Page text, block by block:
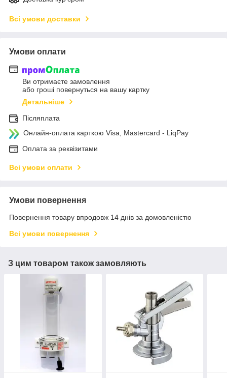
Всі умови доставки
Умови оплати
Ви отримаєте замовлення
або гроші повернуться на вашу картку
Детальніше
Післяплата
Онлайн-оплата карткою Visa, Mastercard - LiqPay
Оплата за реквізитами
Всі умови оплати
Умови повернення
Повернення товару впродовж 14 днів за домовленістю
Всі умови повернення
З цим товаром також замовляють